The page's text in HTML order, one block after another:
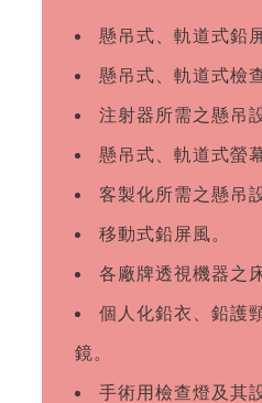
懸吊式、軌道式鉛
懸吊式、軌道式檢
注射器所需之懸吊
懸吊式、軌道式螢
客製化所需之懸吊
移動式鉛屏風。
各廠牌透視機器之
個人化鉛衣、鉛護
鏡。
手術用檢查燈及其